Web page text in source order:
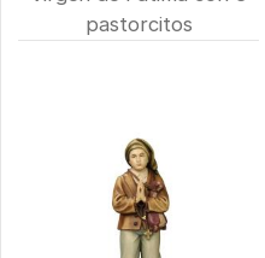
pastorcitos